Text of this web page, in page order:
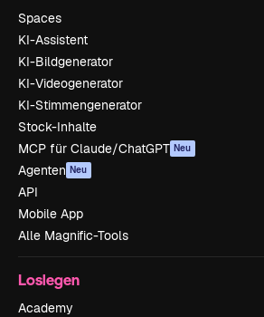
Spaces
KI-Assistent
KI-Bildgenerator
KI-Videogenerator
KI-Stimmengenerator
Stock-Inhalte
MCP für Claude/ChatGPT Neu
Agenten Neu
API
Mobile App
Alle Magnific-Tools
Loslegen
Academy